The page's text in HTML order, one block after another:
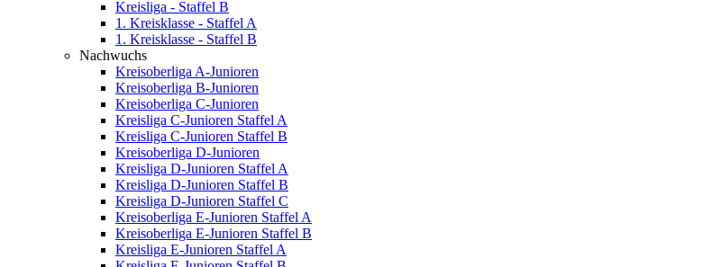
Kreisliga - Staffel B
1. Kreisklasse - Staffel A
1. Kreisklasse - Staffel B
Nachwuchs
Kreisoberliga A-Junioren
Kreisoberliga B-Junioren
Kreisoberliga C-Junioren
Kreisliga C-Junioren Staffel A
Kreisliga C-Junioren Staffel B
Kreisoberliga D-Junioren
Kreisliga D-Junioren Staffel A
Kreisliga D-Junioren Staffel B
Kreisliga D-Junioren Staffel C
Kreisoberliga E-Junioren Staffel A
Kreisoberliga E-Junioren Staffel B
Kreisliga E-Junioren Staffel A